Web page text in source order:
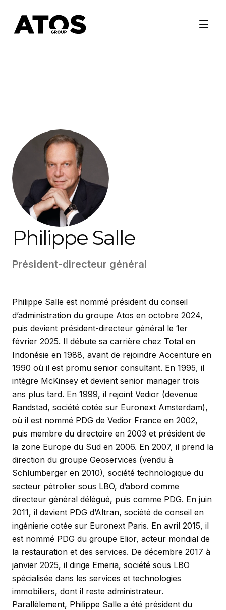
Philippe Salle
Président-directeur général
Philippe Salle est nommé président du conseil
d’administration du groupe Atos en octobre 2024,
puis devient président-directeur général le 1er
février 2025. Il débute sa carrière chez Total en
Indonésie en 1988, avant de rejoindre Accenture en
1990 où il est promu senior consultant. En 1995, il
intègre McKinsey et devient senior manager trois
ans plus tard. En 1999, il rejoint Vedior (devenue
Randstad, société cotée sur Euronext Amsterdam),
où il est nommé PDG de Vedior France en 2002,
puis membre du directoire en 2003 et président de
la zone Europe du Sud en 2006. En 2007, il prend la
direction du groupe Geoservices (vendu à
Schlumberger en 2010), société technologique du
secteur pétrolier sous LBO, d’abord comme
directeur général délégué, puis comme PDG. En juin
2011, il devient PDG d’Altran, société de conseil en
ingénierie cotée sur Euronext Paris. En avril 2015, il
est nommé PDG du groupe Elior, acteur mondial de
la restauration et des services. De décembre 2017 à
janvier 2025, il dirige Emeria, société sous LBO
spécialisée dans les services et technologies
immobiliers, dont il reste administrateur.
Parallèlement, Philippe Salle a été président du